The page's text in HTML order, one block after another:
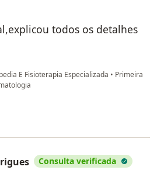
todos os detalhes
E Fisioterapia Especializada • Primeira
Pinto Marques
Consulta verificada